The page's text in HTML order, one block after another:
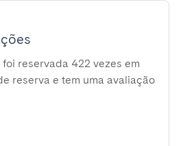
reservada 422 vezes em
reserva e tem uma avaliação